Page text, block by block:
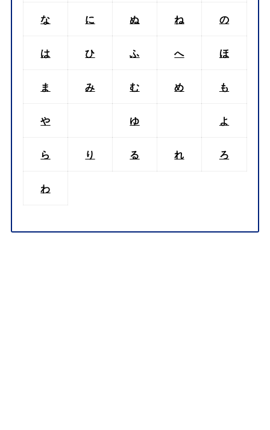
な に ぬ ね の
は ひ ふ へ ほ
ま み む め も
や ゆ よ
ら り る れ ろ
わ